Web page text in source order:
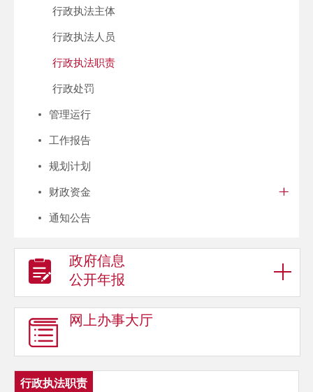
行政执法主体
行政执法人员
行政执法职责
行政处罚
管理运行
工作报告
规划计划
财政资金
通知公告
政府信息
公开年报
网上办事大厅
行政执法职责